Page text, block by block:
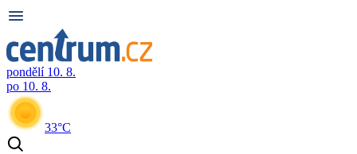
pondělí 10. 8.
po 10. 8.
33°C